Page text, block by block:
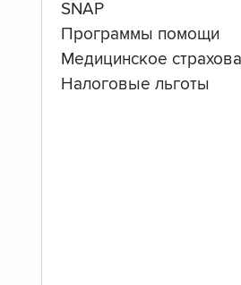
SNAP
Программы помощи
Медицинское
Налоговые льготы